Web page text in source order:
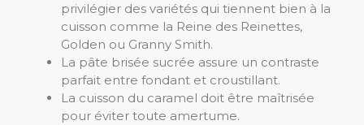
privilégier des variétés qui tiennent bien à la
cuisson comme la Reine des Reinettes,
Golden ou Granny Smith.
La pâte brisée sucrée assure un contraste
parfait entre fondant et croustillant.
La cuisson du caramel doit être maîtrisée
pour éviter toute amertume.